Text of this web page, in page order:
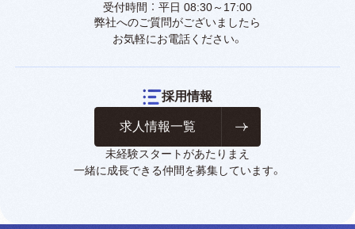
受付時間 ： 平日 08:30～17:00
弊社へのご質問がございましたら
お気軽にお電話ください。
採用情報
求人情報一覧
未経験スタートがあたりまえ
一緒に成長できる仲間を募集しています。